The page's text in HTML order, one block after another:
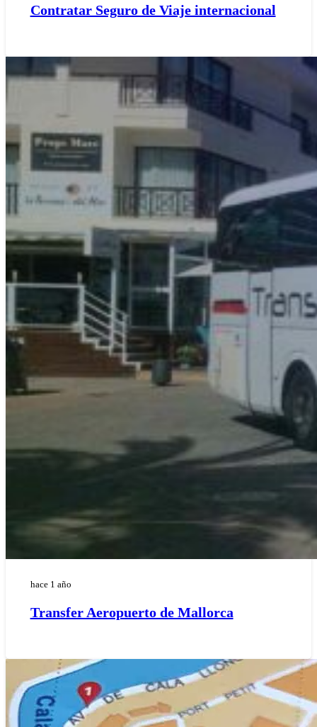
Contratar Seguro de Viaje internacional
hace 1 año
Transfer Aeropuerto de Mallorca